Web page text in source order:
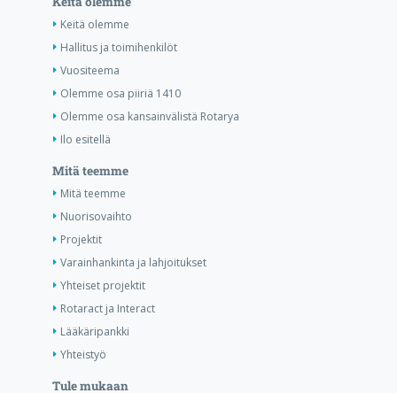
Keitä olemme
Hallitus ja toimihenkilöt
Vuositeema
Olemme osa piiriä 1410
Olemme osa kansainvälistä Rotarya
Ilo esitellä
Mitä teemme
Mitä teemme
Nuorisovaihto
Projektit
Varainhankinta ja lahjoitukset
Yhteiset projektit
Rotaract ja Interact
Lääkäripankki
Yhteistyö
Tule mukaan